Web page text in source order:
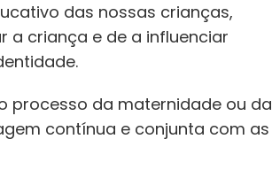
das nossas crianças,
a criança e de a influenciar
processo da maternidade ou da
contínua e conjunta com as